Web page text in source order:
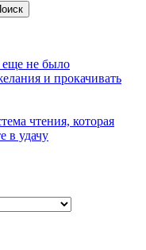
еще не было
и прокачивать
чтения, которая
в удачу